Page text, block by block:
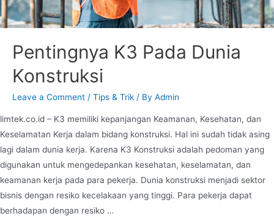
Pentingnya K3 Pada Dunia
Konstruksi
Leave a Comment / Tips & Trik / By Admin
limtek.co.id – K3 memiliki kepanjangan Keamanan, Kesehatan, dan
Keselamatan Kerja dalam bidang konstruksi. Hal ini sudah tidak asing
lagi dalam dunia kerja. Karena K3 Konstruksi adalah pedoman yang
digunakan untuk mengedepankan kesehatan, keselamatan, dan
keamanan kerja pada para pekerja. Dunia konstruksi menjadi sektor
bisnis dengan resiko kecelakaan yang tinggi. Para pekerja dapat
berhadapan dengan resiko …